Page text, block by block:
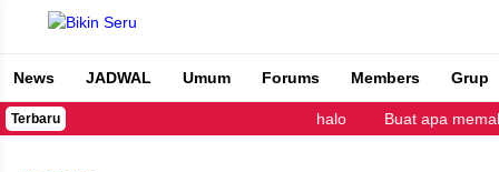
Bikin Seru
News JADWAL Umum Forums Members Grup
Terbaru halo Buat apa